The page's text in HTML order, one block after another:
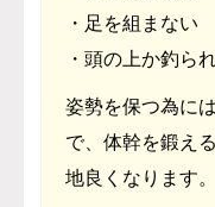
・足を組まない
・頭の上か釣ら
姿勢を保つ為に
で、 体幹を鍛え
地良くなります。